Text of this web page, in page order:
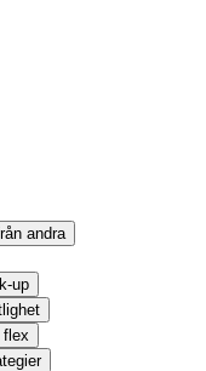
andra
up
flex